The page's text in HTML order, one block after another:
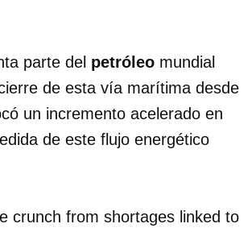
parte del petróleo mundial
de esta vía marítima desde
un incremento acelerado en
de este flujo energético
crunch from shortages linked to